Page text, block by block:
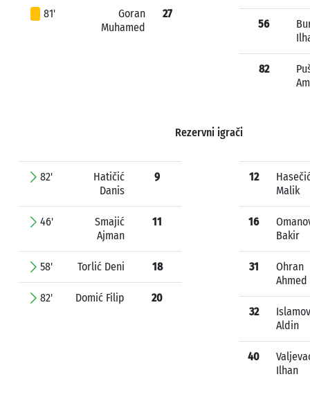
81'
Goran
Muhamed
27
56
82
Rezervni igrači
82'
Hatičić
Danis
9
46'
Smajić
Ajman
11
58' Torlić Deni 18
82' Domić Filip 20
12
Malik
16
Bakir
31
Ohran
Ahmed
32
Aldin
40
Ilhan